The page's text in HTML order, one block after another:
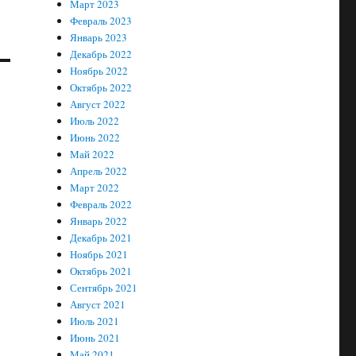
Март 2023
Февраль 2023
Январь 2023
Декабрь 2022
Ноябрь 2022
Октябрь 2022
Август 2022
Июль 2022
Июнь 2022
Май 2022
Апрель 2022
Март 2022
Февраль 2022
Январь 2022
Декабрь 2021
Ноябрь 2021
Октябрь 2021
Сентябрь 2021
Август 2021
Июль 2021
Июнь 2021